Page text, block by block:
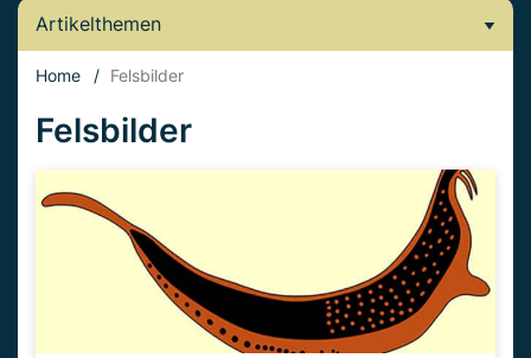
Artikelthemen
Home / Felsbilder
Felsbilder